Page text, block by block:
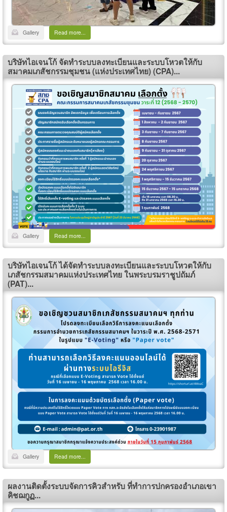
Gallery Read more...
บริษัทไอเจนโก้ จัดทำระบบลงทะเบียนและระบบโหวตให้กับ
สมาคมเภสัชกรรมชุมชน (แห่งประเทศไทย) (CPA)...
Gallery Read more...
บริษัทไอเจนโก้ ได้จัดทำระบบลงทะเบียนและระบบโหวตให้กับ
เภสัชกรรมสมาคมแห่งประเทศไทย ในพระบรมราชูปถัมภ์
(PAT)...
Gallery Read more...
ผลงานติดตั้งระบบจัดการคิวสำหรับ ที่ทำการปกครองอำเภอเขา
คิชฌกูฏ...